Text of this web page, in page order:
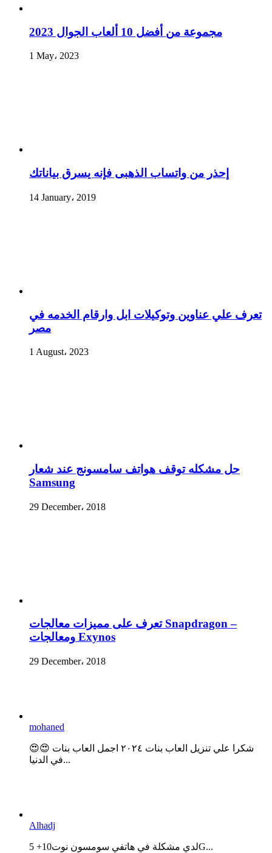
مجموعة من أفضل 10 ألعاب الجوال 2023
1 May، 2023
إحذر من واتساب الذهبى فإنه يسرق بياناتك
14 January، 2019
تعرف علي عناوين وتوكيلات ابل وارقام الخدمه في
مصر
1 August، 2023
حل مشكله توقف هواتف سامسونج عند شعار
Samsung
29 December، 2018
تعرف على مميزات معالجات Snapdragon –
ومعالجات Exynos
29 December، 2018
mohaned
😍😍 شكرا علي تنزيل العاب بنات ٢٠٢٤ اجمل العاب بنات
في الدنيا...
Alhadj
لدي مشكلة في هاتفي سومسون نوت10+ 5G...